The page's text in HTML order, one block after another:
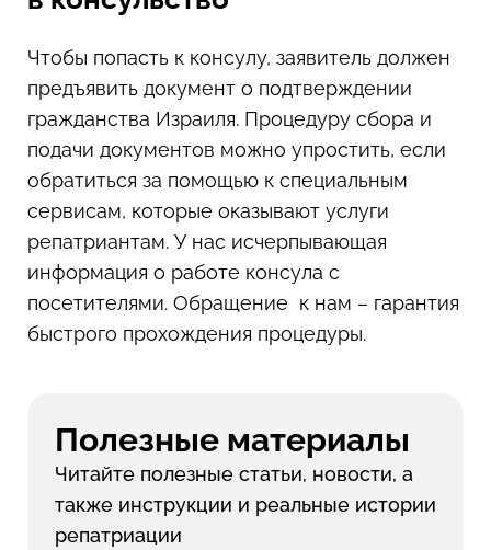
Чтобы попасть к консулу, заявитель должен
предъявить документ о подтверждении
гражданства Израиля. Процедуру сбора и
подачи документов можно упростить, если
обратиться за помощью к специальным
сервисам, которые оказывают услуги
репатриантам. У нас исчерпывающая
информация о работе консула с
посетителями. Обращение к нам – гарантия
быстрого прохождения процедуры.
Полезные материалы
Читайте полезные статьи, новости, а
также инструкции и реальные истории
репатриации